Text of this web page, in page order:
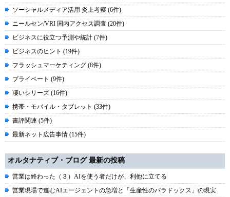
ソーシャルメディア活用 炎上考察 (6件)
ニールセン/VRI 国内アクセス調査 (20件)
ビジネスに役立つ予測や統計 (7件)
ビジネスのヒント (19件)
フラッシュマーケティング (8件)
プライベート (9件)
凄いシリーズ (16件)
携帯・モバイル・タブレット (33件)
書評関連 (5件)
最新ネット広告事情 (15件)
オルタナティブ・ブログ 最新の投稿
営業は終わった（３）AIを使う者だけが、利他に立てる
営業現場で進むAIエージェントの急増と「生産性のパラドックス」の現実